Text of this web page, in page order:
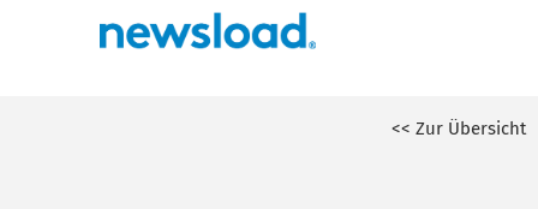
<< Zur Übersicht